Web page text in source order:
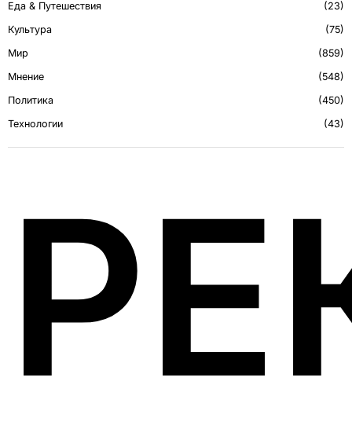
Еда & Путешествия
23
Культура
75
Мир
859
Мнение
548
Политика
450
Технологии
43